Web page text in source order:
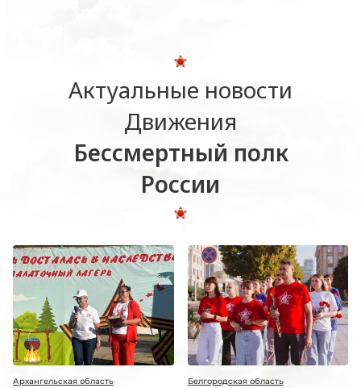
Актуальные новости
Движения
Бессмертный полк
России
Архангельская область Белгородская область